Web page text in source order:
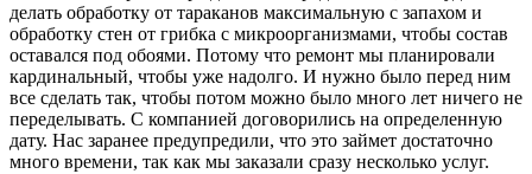
делать обработку от тараканов максимальную с запахом и
обработку стен от грибка с микроорганизмами, чтобы состав
оставался под обоями. Потому что ремонт мы планировали
кардинальный, чтобы уже надолго. И нужно было перед ним
все сделать так, чтобы потом можно было много лет ничего не
переделывать. С компанией договорились на определенную
дату. Нас заранее предупредили, что это займет достаточно
много времени, так как мы заказали сразу несколько услуг.